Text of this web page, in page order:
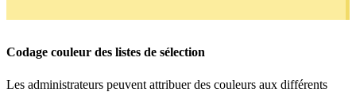
Codage couleur des listes de sélection
Les administrateurs peuvent attribuer des couleurs aux différents